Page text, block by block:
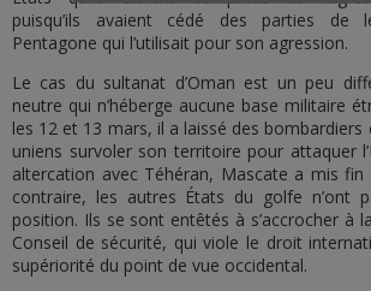
puisqu’ils avaient cédé des parties de
Pentagone qui l’utilisait pour son agression.
Le cas du sultanat d’Oman est un peu
neutre qui n’héberge aucune base militaire
les 12 et 13 mars, il a laissé des
uniens survoler son territoire pour attaquer
altercation avec Téhéran, Mascate a mis fin
contraire, les autres États du golfe n’ont
position. Ils se sont entêtés à s’accrocher à
Conseil de sécurité, qui viole le droit
supériorité du point de vue occidental.